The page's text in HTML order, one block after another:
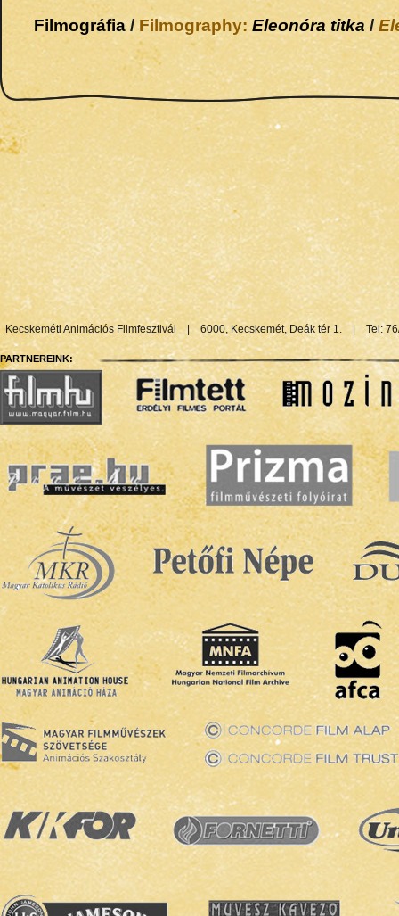
Filmográfia/Filmography: Eleonóra titka /
Kecskeméti Animációs Filmfesztivál | 6000, Kecskemét, Deák tér 1. Tel:
PARTNEREINK: